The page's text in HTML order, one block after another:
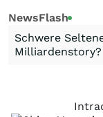
NewsFlash
Schwere
Milliardenstory?